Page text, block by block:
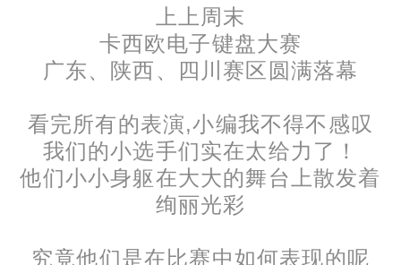
上上周末
卡西欧电子键盘大赛
广东、陕西、四川赛区圆满落幕
看完所有的表演,小编我不得不感叹
我们的小选手们实在太给力了！
他们小小身躯在大大的舞台上散发着
绚丽光彩
究竟他们是在比赛中如何表现的呢